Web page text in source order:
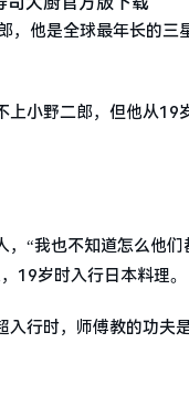
他是全球最年长的三
小野二郎，但他从
“我也不知道怎么他
19岁时入行日本料理。
行时，师傅教的功夫